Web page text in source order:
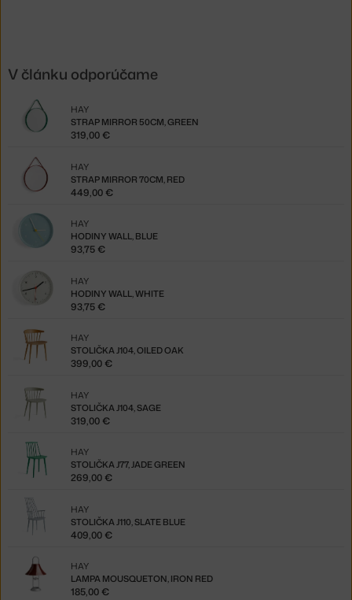
V článku odporúčame
STRAP MIRROR 50CM, GREEN
HAY
319,00 €
STRAP MIRROR 70CM, RED
HAY
449,00 €
HODINY WALL, BLUE
HAY
93,75 €
HODINY WALL, WHITE
HAY
93,75 €
STOLIČKA J104, OILED OAK
HAY
399,00 €
STOLIČKA J104, SAGE
HAY
319,00 €
STOLIČKA J77, JADE GREEN
HAY
269,00 €
STOLIČKA J110, SLATE BLUE
HAY
409,00 €
LAMPA MOUSQUETON, IRON RED
HAY
185,00 €